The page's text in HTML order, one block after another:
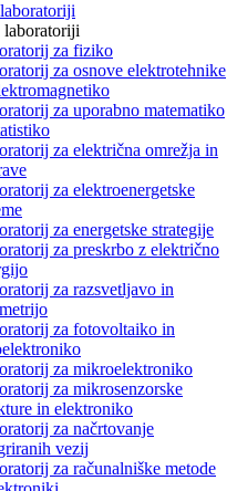
laboratoriji
za fiziko
za osnove elektrotehnike
za uporabno matematiko
za električna omrežja in
za elektroenergetske
za energetske strategije
za preskrbo z električno
za razsvetljavo in
za fotovoltaiko in
za mikroelektroniko
za mikrosenzorske
in elektroniko
za načrtovanje
vezij
za računalniške metode